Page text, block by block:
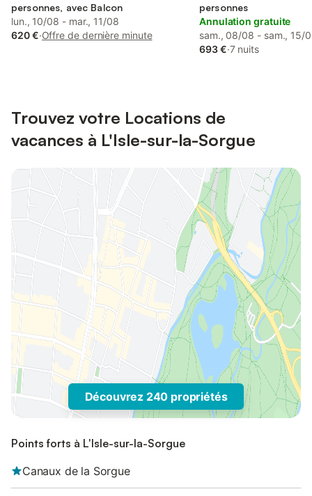
personnes, avec Balcon
lun., 10/08 - mar., 11/08
620 €·Offre de dernière minute
personnes
Annulation gratuite
sam., 08/08 - sam., 15/
693 €·7 nuits
Trouvez votre Locations de
vacances à L'Isle-sur-la-Sorgue
Découvrez 240 propriétés
Points forts à L'Isle-sur-la-Sorgue
Canaux de la Sorgue